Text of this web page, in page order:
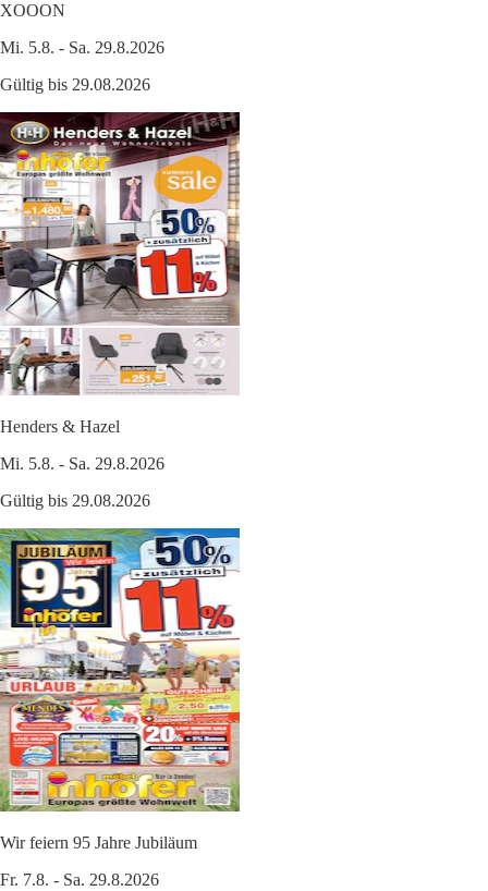
XOOON
Mi. 5.8. - Sa. 29.8.2026
Gültig bis 29.08.2026
Henders & Hazel
Mi. 5.8. - Sa. 29.8.2026
Gültig bis 29.08.2026
Wir feiern 95 Jahre Jubiläum
Fr. 7.8. - Sa. 29.8.2026